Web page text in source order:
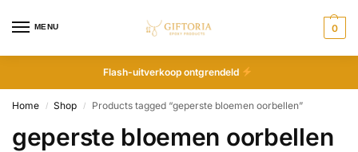
MENU 0
Flash-uitverkoop ontgrendeld
Home / Shop / Products tagged “geperste bloemen oorbellen”
geperste bloemen oorbellen